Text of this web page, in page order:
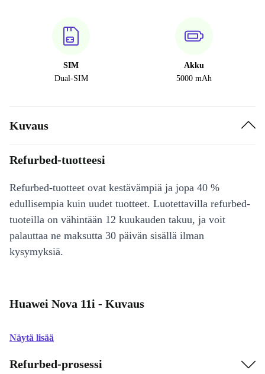
SIM
Dual-SIM
Akku
5000 mAh
Kuvaus
Refurbed-tuotteesi
Refurbed-tuotteet ovat kestävämpiä ja jopa 40 %
edullisempia kuin uudet tuotteet. Luotettavilla refurbed-
tuoteilla on vähintään 12 kuukauden takuu, ja voit
palauttaa ne maksutta 30 päivän sisällä ilman
kysymyksiä.
Huawei Nova 11i - Kuvaus
Näytä lisää
Refurbed-prosessi